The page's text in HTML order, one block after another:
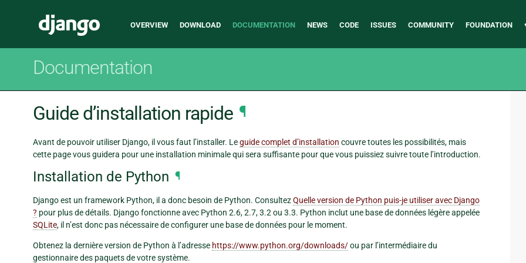
Django
Main
OVERVIEW DOWNLOAD DOCUMENTATION NEWS CODE ISSUES COMMUNITY FOUNDATION
Documentation
Guide d’installation rapide ¶
Avant de pouvoir utiliser Django, il vous faut l’installer. Leguide complet d’installation couvre toutes les possibilités, mais
cette page vous guidera pour une installation minimale qui sera suffisante pour que vous puissiez suivre toute l’introduction.
Installation de Python ¶
Django est un framework Python, il a donc besoin de Python. ConsultezQuelle version de Python puis-je utiliser avec Django
? pour plus de détails. Django fonctionne avec Python 2.6, 2.7, 3.2 ou 3.3. Python inclut une base de données légère appelée
SQLite, il n’est donc pas nécessaire de configurer une base de données pour le moment.
Obtenez la dernière version de Python à l’adresse https://www.python.org/downloads/ou par l’intermédiaire du
gestionnaire des paquets de votre système.